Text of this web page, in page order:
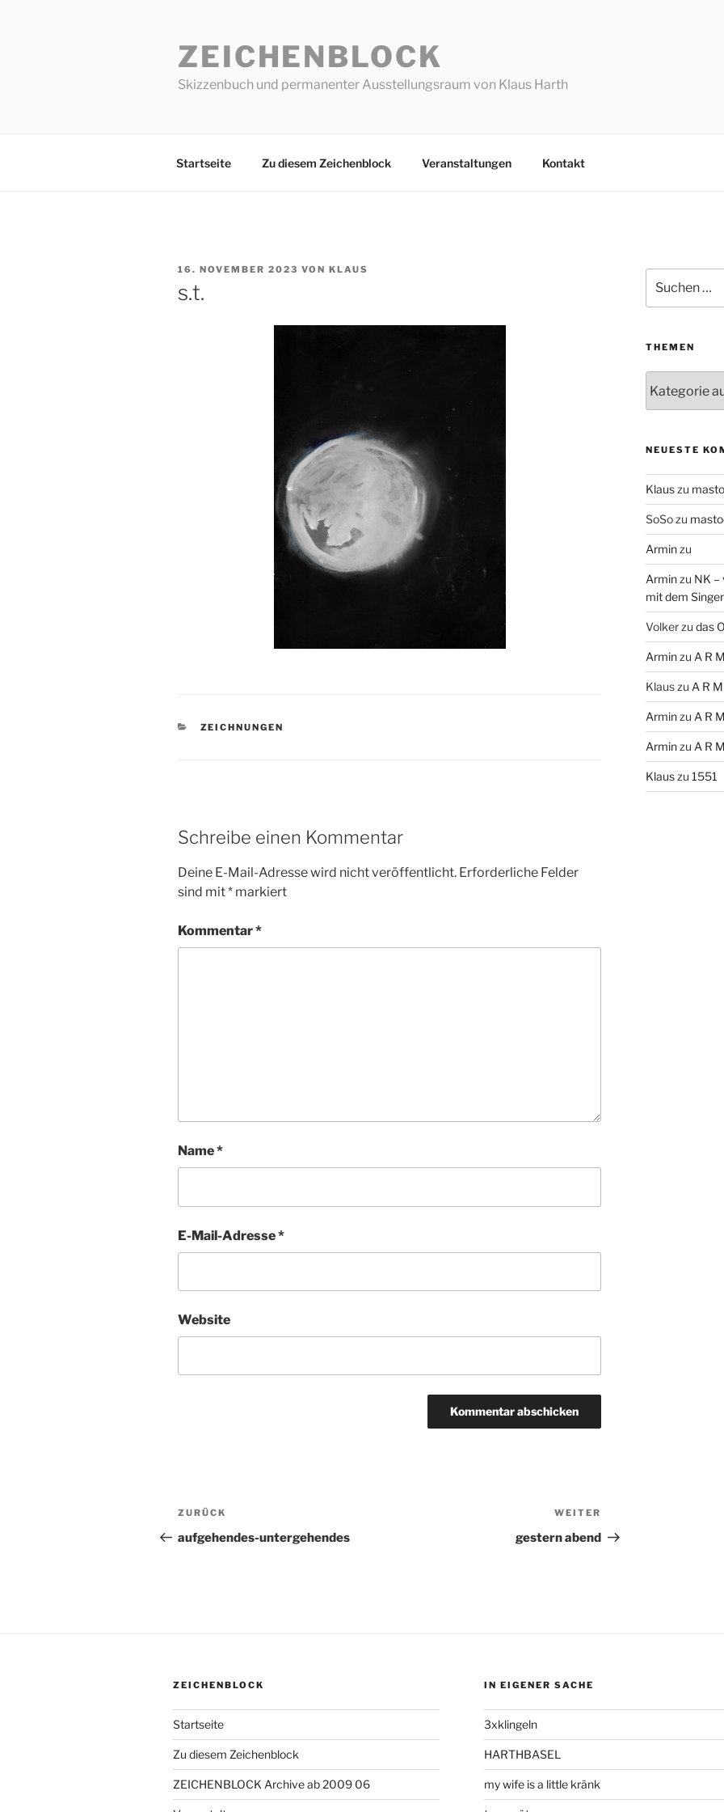
ZEICHENBLOCK
Skizzenbuch und permanenter Ausstellungsraum von Klaus Harth
Startseite Zu diesem Zeichenblock Veranstaltungen Kontakt
VERÖFFENTLICHT
AM
16. NOVEMBER 2023 VON KLAUS
s.t.
KATEGORIEN
ZEICHNUNGEN
Schreibe einen Kommentar
Deine E-Mail-Adresse wird nicht veröffentlicht. Erforderliche Felder
sind mit* markiert
Kommentar*
Name*
E-Mail-Adresse*
Website
Beitragsnavigation
Vorheriger
Beitrag
ZURÜCK
aufgehendes-untergehendes
Beitrag
WEITER
gestern abend
nach:
THEMEN
NEUESTE
Klauszu
SoSozu
Arminzu
Arminzu NK –
mit dem
Volkerzu das
Arminzu A R
Klauszu A R
Arminzu A R
Arminzu A R
Klauszu 1551
ZEICHENBLOCK
Startseite
Zu diesem Zeichenblock
ZEICHENBLOCK Archive ab 2009 06
IN EIGENER SACHE
3xklingeln
HARTHBASEL
my wife is a little kränk